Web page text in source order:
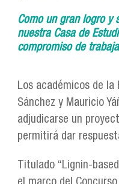
Como un gran logro y
nuestra Casa de
compromiso de
Los académicos de la
Sánchez y Mauricio
adjudicarse un
permitirá dar
Titulado “Lignin-